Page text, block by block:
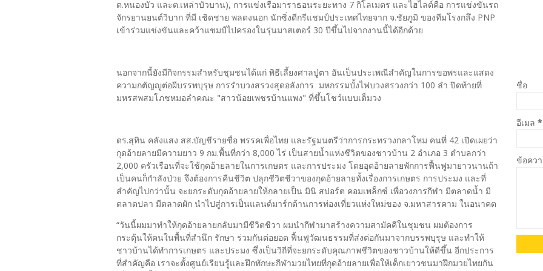
ต.หนองบัว และต.เหล่าบัวบาน), การแข่งเรือมาราธอนระยะทาง 7 กิโลเมตร และไฮไลต์คือ การแข่งขันรถ
จักรยานยนต์วิบาก ที่มี เชิดชาย พลดงนอก นักซิ่งดีกรีแชมป์ประเทศไทยจาก จ.ชัยภูมิ ของทีมโรงกลึง PNP
เข้าร่วมแข่งขันและคว้าแชมป์ไปครองในรุ่นมาสเตอร์ 30 ปีขึ้นไปจากงานนี้ได้อีกด้วย
นอกจากนี้ยังมีกิจกรรมสำหรับชุมชนได้แก่ พิธีเลี้ยงศาลปู่ตา อันเป็นประเพณีสำคัญในการขอพรและแสดง
ความกตัญญูต่อผีบรรพบุรุษ การรำบวงสรวงสุดอลังการ มหกรรมบั้งไฟบวงสรวงกว่า 100 ลำ ปิดท้ายที่
มหรสพสมโภชหมอลำคณะ "สาวน้อยเพชรบ้านแพง" ที่ขึ้นโชว์แบบเต็มวง
ดร.สุทิน คลังแสง สส.บัญชีรายชื่อ พรรคเพื่อไทย และรัฐมนตรีว่าการกระทรวงกลาโหม คนที่ 42 เปิดเผยว่า
กุดอ้ายลายมีความยาว 9 กม.พื้นที่กว่า 8,000 ไร่ เป็นสายน้ำแห่งชีวิตของชาวบ้าน 2 อำเภอ 3 ตำบลกว่า
2,000 ครัวเรือนที่จะใช้กุดอ้ายลายในการเกษตร และการประมง โดยอุดอ้ายลายพักการฟื้นฟูมายาวนานถ้า
เป็นคนก็กำลังป่วย จึงต้องการคืนชีวิต ปลุกชีวิตชีวาของกุดอ้ายลายทั้งเรื่องการเกษตร การประมง และที่
สำคัญไปกว่านั้น จะยกระดับกุดอ้ายลายให้กลายเป็น มินิ สปอร์ต คอมเพล็กซ์ เพื่อวงการกีฬา มีตลาดน้ำ มี
ตลาดปลา มีตลาดผัก นำไปสู่การเป็นแลนด์มาร์กด้านการท่องเที่ยวแห่งใหม่ของ จ.มหาสารคาม ในอนาคต
“วันนี้ผมมาทำให้กุดอ้ายลายกลับมามีชีวิตชีวา ผมนำกีฬามาสร้างความสามัคคีในชุมชน ผมต้องการ
กระตุ้นให้คนในพื้นที่สำนึก รักษา ร่วมกันต่อยอด ฟื้นฟูวัฒนธรรมที่ส่งต่อกันมาจากบรรพบุรุษ และทำให้
ชาวบ้านได้ทำการเกษตร และประมง ซึ่งเป็นวิถีที่จะยกระดับคุณภาพชีวิตของชาวบ้านให้ดีขึ้น อีกประการ
ที่สำคัญคือ เราจะตั้งศูนย์เรียนรู้และฝึกทักษะกีฬามวยไทยที่กุดอ้ายลายเพื่อให้เด็กเยาวชนมาฝึกมวยไทยกัน
ชื่อ
อีเมล *
ข้อคว